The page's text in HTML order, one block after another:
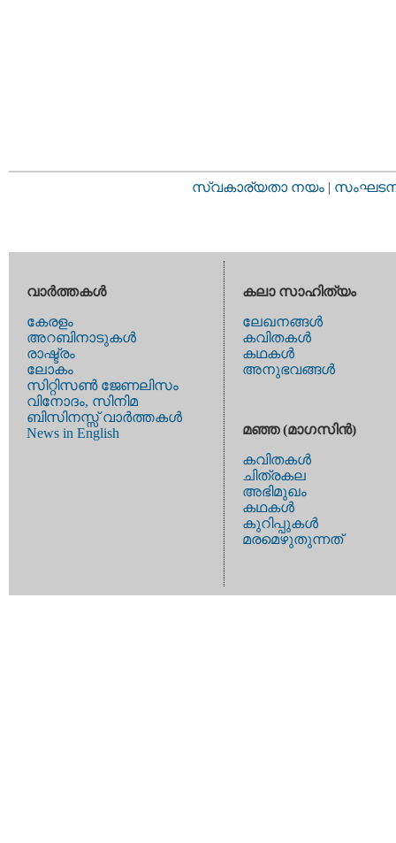
സ്വകാര്യതാ നയം |
വാര്‍ത്തകള്‍
കേരളം
അറബിനാടുകള്‍
രാഷ്ട്രം
ലോകം
സിറ്റിസണ്‍ ജേണലിസം
വിനോദം, സിനിമ
ബിസിനസ്സ് വാര്‍ത്തകള്‍
News in English
കലാ സാഹിത്യം
ലേഖനങ്ങള്‍
കവിതകള്‍
കഥകള്‍
അനുഭവങ്ങള്‍
മഞ്ഞ (മാഗസിന്‍)
കവിതകള്‍
ചിത്രകല
അഭിമുഖം
കഥകള്‍
കുറിപ്പുകള്‍
മരമെഴുതുന്നത്